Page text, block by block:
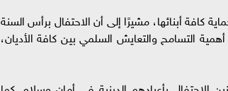
أبنائها، مشيرًا إلى أن الاحتفال برأس السنة
التسامح والتعايش السلمي بين كافة الأديان،